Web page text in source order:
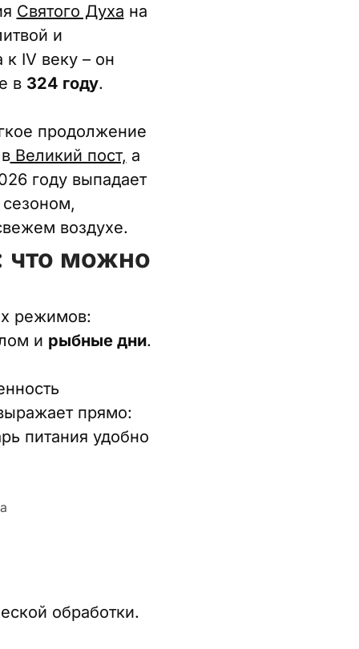
Святого Духа на
и
IV веку – он
в 324 году.
продолжение
Великий пост, а
году выпадает
воздухе.
что можно
режимов:
и рыбные дни.
прямо:
питания удобно
обработки.